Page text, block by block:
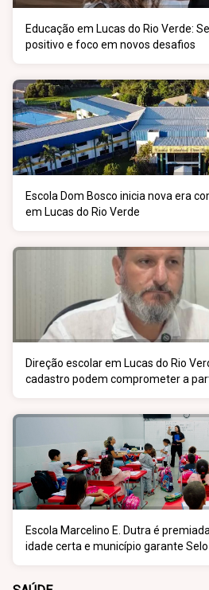
Educação em Lucas do Rio Verde:
positivo e foco em novos desafios
Escola Dom Bosco inicia nova era
em Lucas do Rio Verde
Direção escolar em Lucas do Rio
cadastro podem comprometer a
Escola Marcelino E. Dutra é
idade certa e município garante